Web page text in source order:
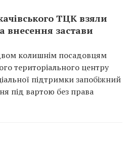
ТЦК взяли
внесення застави
колишнім посадовцям
територіального центру
підтримки запобіжний
під вартою без права